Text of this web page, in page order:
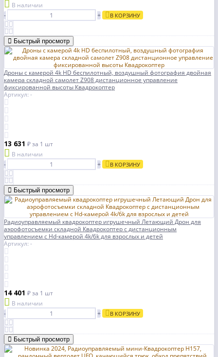
В наличии
-
+ В КОРЗИНУ
Быстрый просмотр
Дроны с камерой 4k HD беспилотный, воздушный фотография двойная
камера складной самолет Z908 дистанционное управление
фиксированной высоты Квадрокоптер
Артикул: -
13 631 ₽за 1 шт
В наличии
-
+ В КОРЗИНУ
Быстрый просмотр
Радиоуправляемый квадрокоптер игрушечный Летающий Дрон для
аэрофотосъемки складной Квадрокоптер с дистанционным
управлением с Hd-камерой 4k/6k для взрослых и детей
Артикул: -
14 401 ₽за 1 шт
В наличии
-
+ В КОРЗИНУ
Быстрый просмотр